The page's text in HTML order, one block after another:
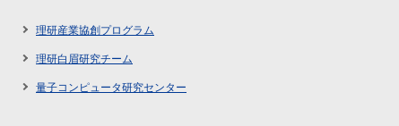
理研産業協創プログラム
理研白眉研究チーム
量子コンピュータ研究センター